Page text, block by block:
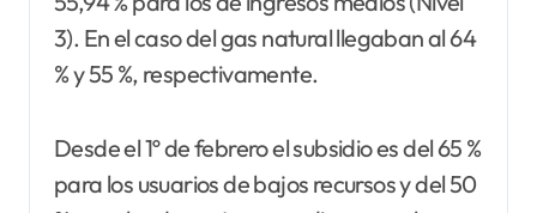
3). En el caso del gas natural llegaban al 64
% y 55 %, respectivamente.
Desde el 1º de febrero el subsidio es del 65 %
para los usuarios de bajos recursos y del 50